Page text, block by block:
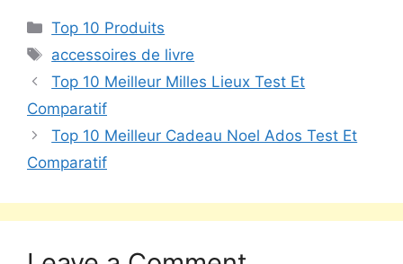
Top 10 Produits
accessoires de livre
Top 10 Meilleur Milles Lieux Test Et
Comparatif
Top 10 Meilleur Cadeau Noel Ados Test Et
Comparatif